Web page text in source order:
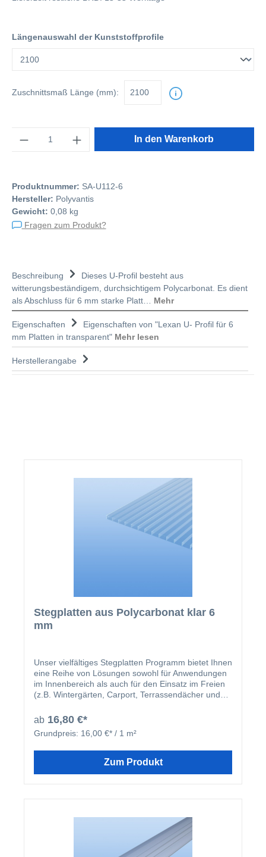
Längenauswahl der Kunststoffprofile
Zuschnittsmaß Länge (mm):
In den Warenkorb
Produktnummer: SA-U112-6
Hersteller: Polyvantis
Gewicht: 0,08 kg
Fragen zum Produkt?
Beschreibung
Dieses U-Profil besteht aus
witterungsbeständigem, durchsichtigem Polycarbonat. Es dient
als Abschluss für 6 mm starke Platt… Mehr
Eigenschaften
Eigenschaften von "Lexan U- Profil für 6
mm Platten in transparent" Mehr lesen
Herstellerangabe
Stegplatten aus Polycarbonat klar 6
mm
Unser vielfältiges Stegplatten Programm bietet Ihnen
eine Reihe von Lösungen sowohl für Anwendungen
im Innenbereich als auch für den Einsatz im Freien
(z.B. Wintergärten, Carport, Terrassendächer und
Polycarbonat (Makrolon oder Lexan) sind leichte
Platten, die einfach zu transportieren, zu
verarbeiten, zu handhaben und einzusetzen sind.
Hagelschauern widerstehen, verfügen über eine
Anforderung an die Wärmeisolierung darstellt. Die
Spannweiten sind exzellent und variieren je nach
Stärke der verwendeten Platten. Doppelstegplatten
bieten ausgezeichnete ästhetische und optische
ab 16,80 €*
Grundpreis: 16,00 €* / 1 m²
Zum Produkt